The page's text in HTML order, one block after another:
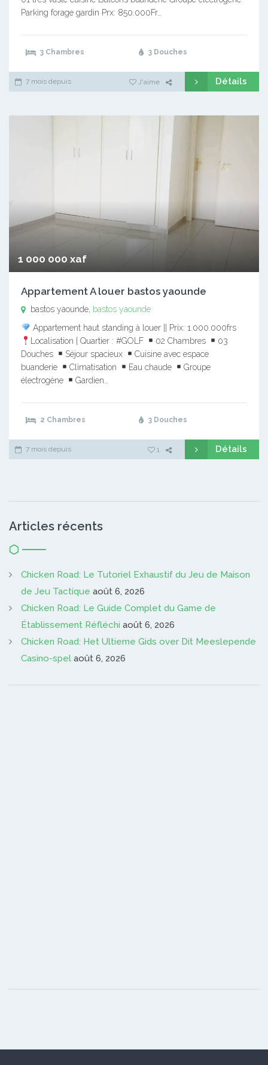
Parking forage gardin Prx: 850.000Fr…
3 Chambres 3 Douches
7 mois depuis J'aime Détails
1 000 000 xaf
Appartement A louer bastos yaounde
bastos yaounde, bastos yaounde
Appartement haut standing à louer || Prix: 1.000.000frs
Localisation | Quartier : #GOLF
02 Chambres
03
Douches
Séjour spacieux
Cuisine avec espace
buanderie
Climatisation Eau chaude
Groupe
électrogène
Gardien…
2 Chambres 3 Douches
7 mois depuis 1 Détails
Articles récents
Chicken Road: Le Tutoriel Exhaustif du Jeu de Maison
de Jeu Tactique août 6, 2026
Chicken Road: Le Guide Complet du Game de
Établissement Réfléchi août 6, 2026
Chicken Road: Het Ultieme Gids over Dit Meeslepende
Casino-spel août 6, 2026